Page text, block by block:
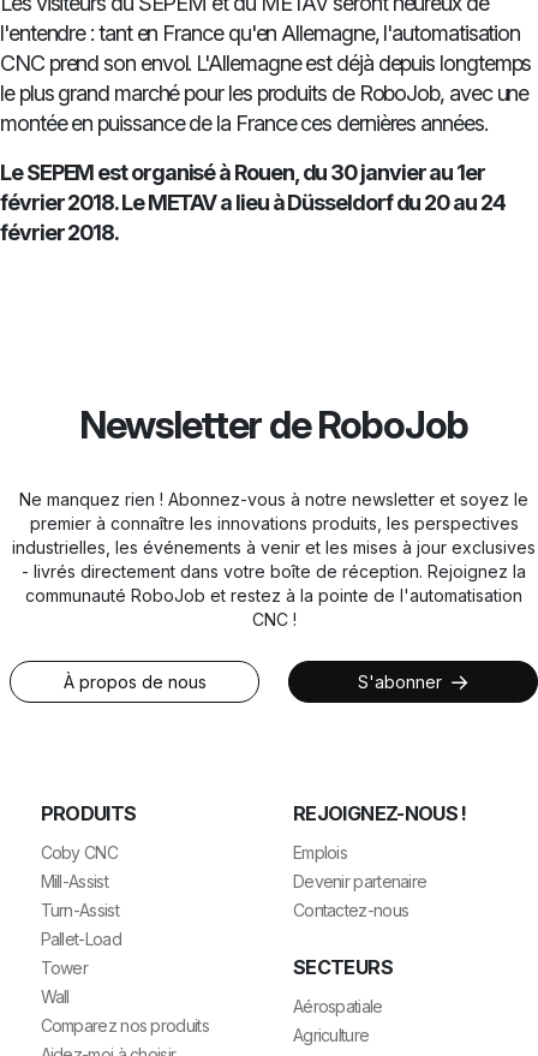
l'entendre : tant en France qu'en Allemagne, l'automatisation
CNC prend son envol. L'Allemagne est déjà depuis longtemps
le plus grand marché pour les produits de RoboJob, avec une
montée en puissance de la France ces dernières années.
Le SEPEM est organisé à Rouen, du 30 janvier au 1er
février 2018. Le METAV a lieu à Düsseldorf du 20 au 24
février 2018.
Newsletter de RoboJob
Ne manquez rien ! Abonnez-vous à notre newsletter et soyez le
premier à connaître les innovations produits, les perspectives
industrielles, les événements à venir et les mises à jour exclusives
- livrés directement dans votre boîte de réception. Rejoignez la
communauté RoboJob et restez à la pointe de l'automatisation
CNC !
À propos de nous S'abonner
PRODUITS
Coby CNC
Mill-Assist
Turn-Assist
Pallet-Load
Tower
Wall
Comparez nos produits
REJOIGNEZ-NOUS !
Emplois
Devenir partenaire
Contactez-nous
SECTEURS
Aérospatiale
Agriculture